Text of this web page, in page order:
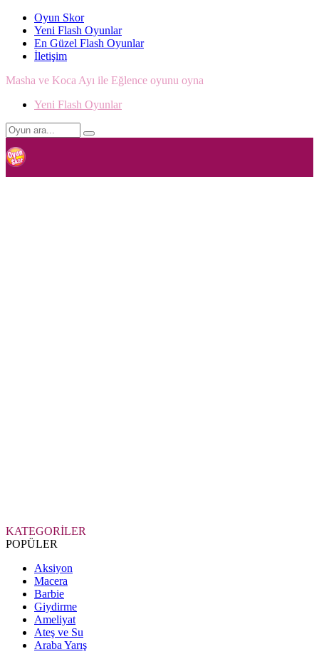
Oyun Skor
Yeni Flash Oyunlar
En Güzel Flash Oyunlar
İletişim
Masha ve Koca Ayı ile Eğlence oyunu oyna
Yeni Flash Oyunlar
KATEGORİLER
POPÜLER
Aksiyon
Macera
Barbie
Giydirme
Ameliyat
Ateş ve Su
Araba Yarış